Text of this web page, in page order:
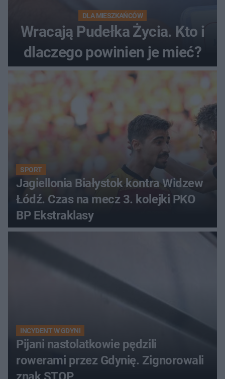
DLA MIESZKAŃCÓW
Wracają Pudełka Życia. Kto i
dlaczego powinien je mieć?
SPORT
Jagiellonia Białystok kontra Widzew
Łódź. Czas na mecz 3. kolejki PKO
BP Ekstraklasy
INCYDENT W GDYNI
Pijani nastolatkowie pędzili
rowerami przez Gdynię. Zignorowali